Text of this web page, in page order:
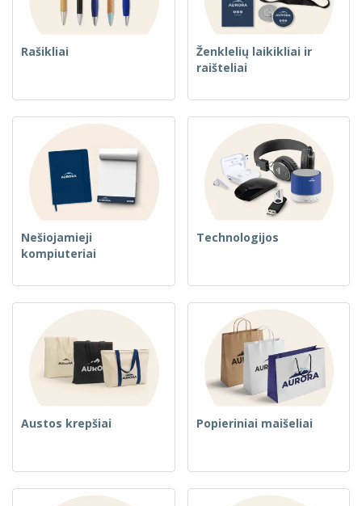
Rašikliai
Ženklelių laikikliai ir
raišteliai
Nešiojamieji
kompiuteriai
Technologijos
Austos krepšiai Popieriniai maišeliai